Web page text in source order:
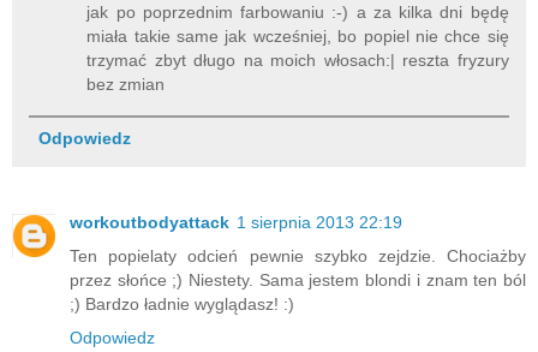
jak po poprzednim farbowaniu :-) a za kilka dni będę
miała takie same jak wcześniej, bo popiel nie chce się
trzymać zbyt długo na moich włosach:| reszta fryzury
bez zmian
Odpowiedz
workoutbodyattack 1 sierpnia 2013 22:19
Ten popielaty odcień pewnie szybko zejdzie. Chociażby
przez słońce ;) Niestety. Sama jestem blondi i znam ten ból
;) Bardzo ładnie wyglądasz! :)
Odpowiedz